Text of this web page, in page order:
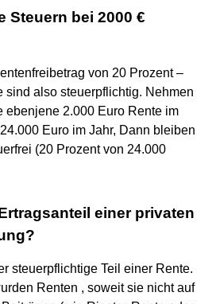
Steuern bei 2000 €
von 20 Prozent –
sind also steuerpflichtig. Nehmen
ebenjene 2.000 Euro Rente im
Euro im Jahr, Dann bleiben
(20 Prozent von 24.000
einer privaten
steuerpflichtige Teil einer Rente.
Renten , soweit sie nicht auf